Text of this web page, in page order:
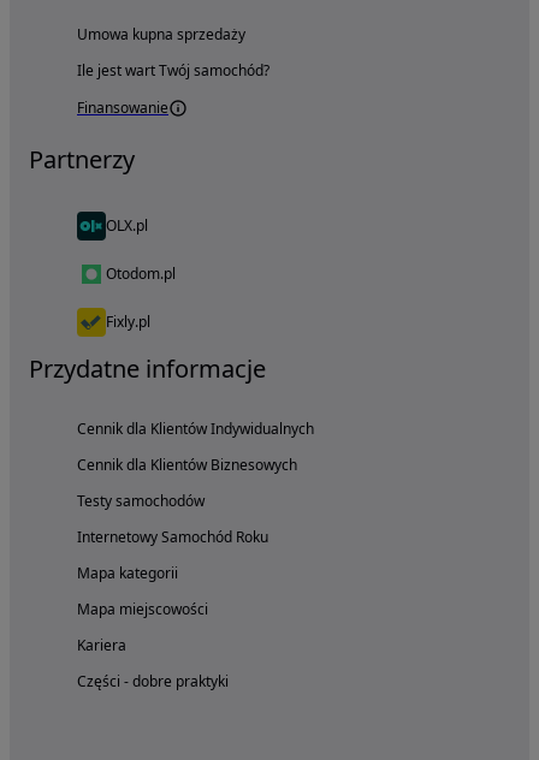
Umowa kupna sprzedaży
Ile jest wart Twój samochód?
Finansowanie
Partnerzy
OLX.pl
Otodom.pl
Fixly.pl
Przydatne informacje
Cennik dla Klientów Indywidualnych
Cennik dla Klientów Biznesowych
Testy samochodów
Internetowy Samochód Roku
Mapa kategorii
Mapa miejscowości
Kariera
Części - dobre praktyki